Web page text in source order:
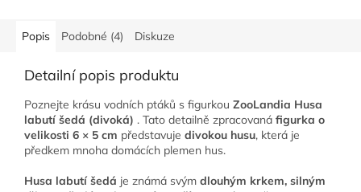
Popis Podobné (4) Diskuze
Detailní popis produktu
Poznejte krásu vodních ptáků s figurkou ZooLandia Husa
labutí šedá (divoká) . Tato detailně zpracovaná figurka o
velikosti 6 × 5 cm představuje divokou husu, která je
předkem mnoha domácích plemen hus.
Husa labutí šedá je známá svým dlouhým krkem, silným